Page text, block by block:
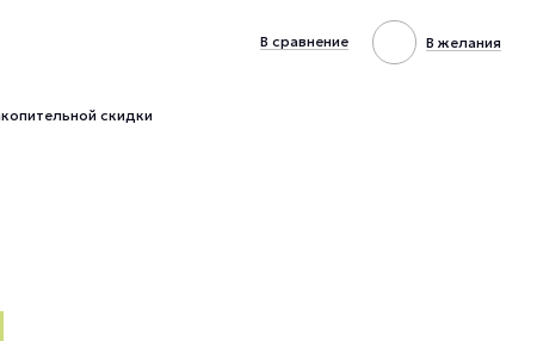
В сравнение В желания
скидки